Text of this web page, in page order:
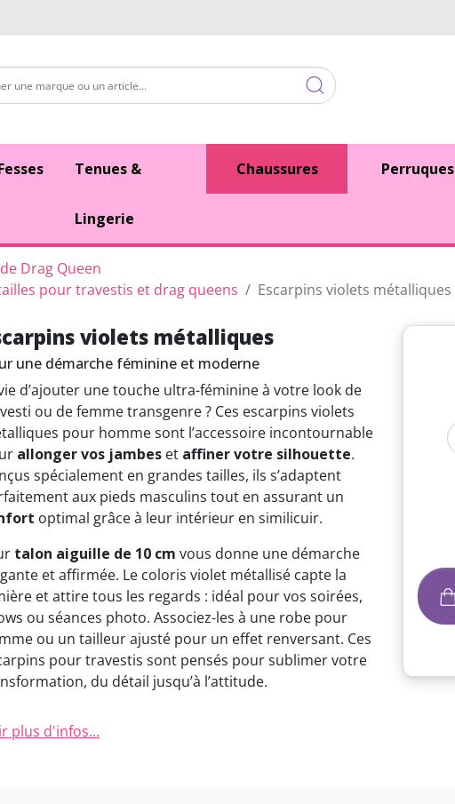
Tenues &
Lingerie
Chaussures Perruques
Drag Queen
pour travestis et drag queens
Escarpins violets métalliques
violets métalliques
une démarche féminine et moderne
d’ajouter une touche ultra-féminine à votre look de
ou de femme transgenre ? Ces escarpins violets
pour homme sont l’accessoire incontournable
allonger vos jambeset affiner votre silhouette.
spécialement en grandes tailles, ils s’adaptent
aux pieds masculins tout en assurant un
optimal grâce à leur intérieur en similicuir.
talon aiguille de 10 cm vous donne une démarche
et affirmée. Le coloris violet métallisé capte la
et attire tous les regards : idéal pour vos soirées,
ou séances photo. Associez-les à une robe pour
ou un tailleur ajusté pour un effet renversant. Ces
pour travestis sont pensés pour sublimer votre
du détail jusqu’à l’attitude.
plus d'infos...